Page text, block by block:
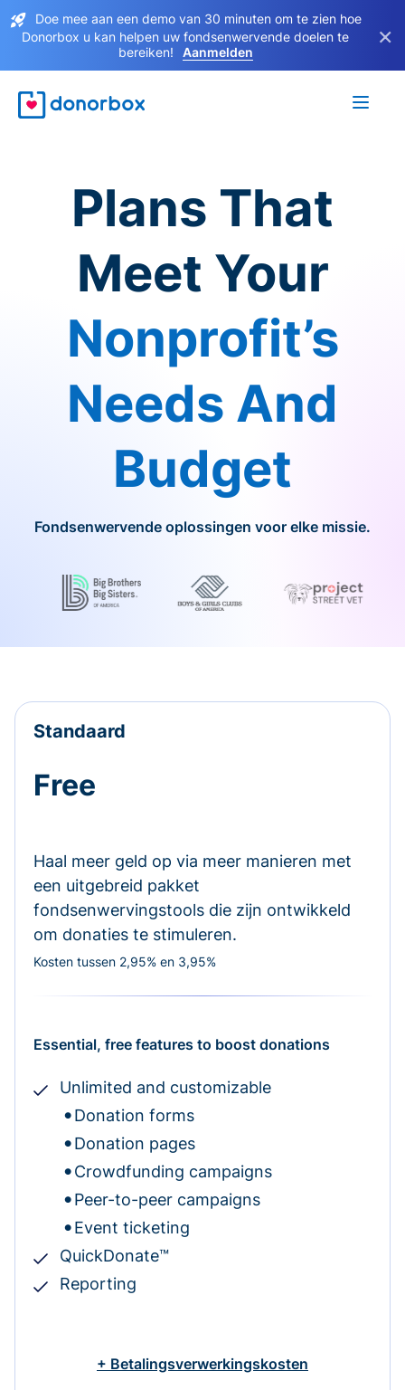
Doe mee aan een demo van 30 minuten om te zien hoe
Donorbox u kan helpen uw fondsenwervende doelen te
bereiken!
Aanmelden
×
Plans That
Meet Your
Nonprofit’s
Needs And
Budget
Fondsenwervende oplossingen voor elke missie.
Standaard
Free
Haal meer geld op via meer manieren met
een uitgebreid pakket
fondsenwervingstools die zijn ontwikkeld
om donaties te stimuleren.
Kosten tussen 2,95% en 3,95%
Essential, free features to boost donations
Unlimited and customizable
Donation forms
Donation pages
Crowdfunding campaigns
Peer-to-peer campaigns
Event ticketing
QuickDonate™
Reporting
+ Betalingsverwerkingskosten